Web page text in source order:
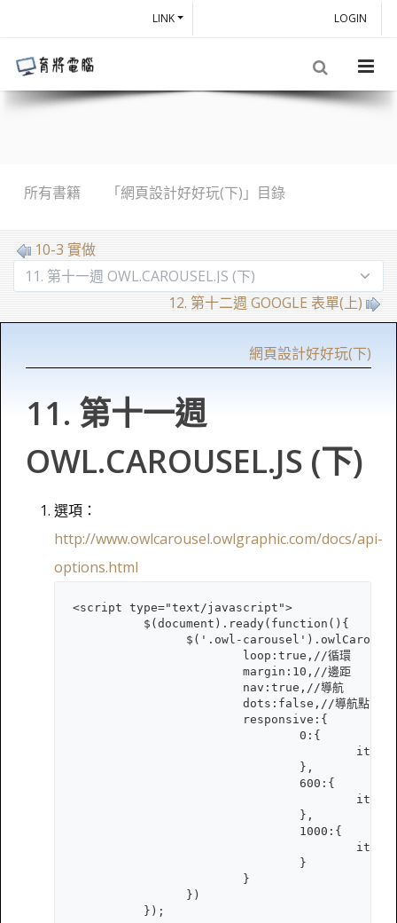
LOGIN
LINK
所有書籍 「網頁設計好好玩(下)」目錄
10-3 實做
12. 第十二週 GOOGLE 表單(上)
網頁設計好好玩(下)
11. 第十一週
OWL.CAROUSEL.JS (下)
選項：
http://www.owlcarousel.owlgraphic.com/docs/api-
options.html
<script type="text/javascript">
			margin:10,//邊距
			dots:false,//導航點
				0:{
				600:{